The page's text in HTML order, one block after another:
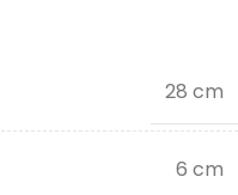
28 cm
6 cm